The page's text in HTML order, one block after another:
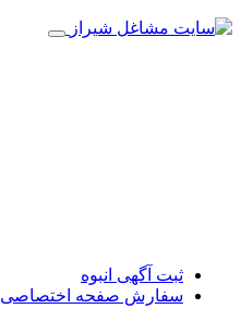
ثبت آگهی انبوه
سفارش صفحه اختصاصی